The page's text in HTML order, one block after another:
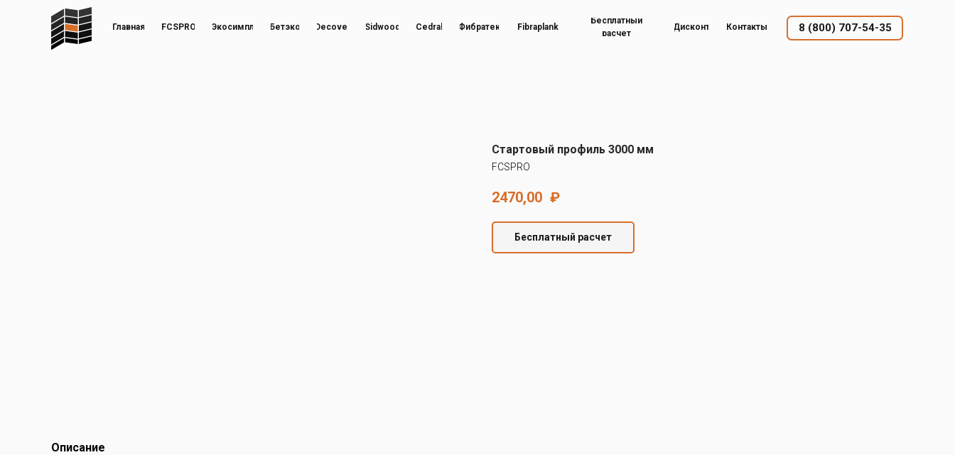
8 (800) 707-54-35
Главная FCSPRO Бетэко Decover Sidwood Cedral Фибратек
Бесплатный
расчет
Контакты
Дисконт
Экосимпл Fibraplank
Стартовый профиль 3000 мм
FCSPRO
2470,00 ₽
Бесплатный расчет
Описание